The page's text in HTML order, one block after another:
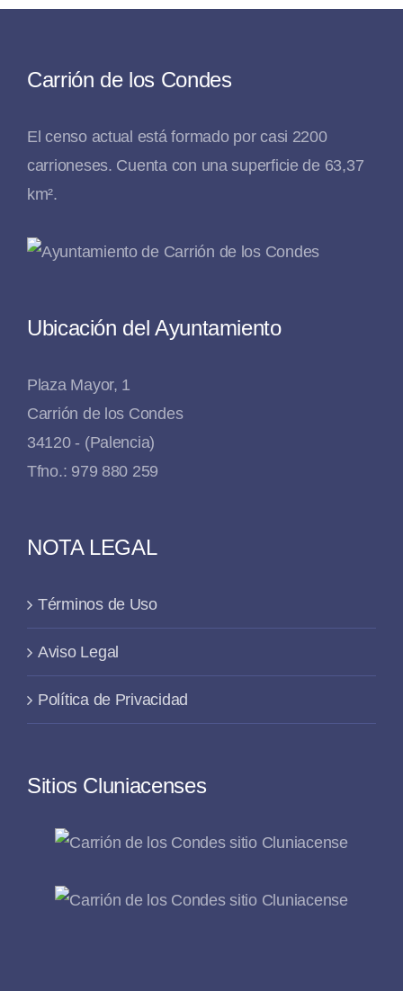
Carrión de los Condes
El censo actual está formado por casi 2200
carrioneses. Cuenta con una superficie de 63,37
km².
Ubicación del Ayuntamiento
Plaza Mayor, 1
Carrión de los Condes
34120 - (Palencia)
Tfno.: 979 880 259
NOTA LEGAL
Términos de Uso
Aviso Legal
Política de Privacidad
Sitios Cluniacenses